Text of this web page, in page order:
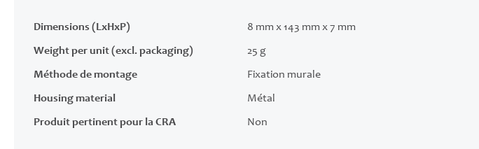
Dimensions (LxHxP) 8 mm x 143 mm x 7 mm
Weight per unit (excl. packaging) 25 g
Méthode de montage Fixation murale
Housing material Métal
Produit pertinent pour la CRA Non